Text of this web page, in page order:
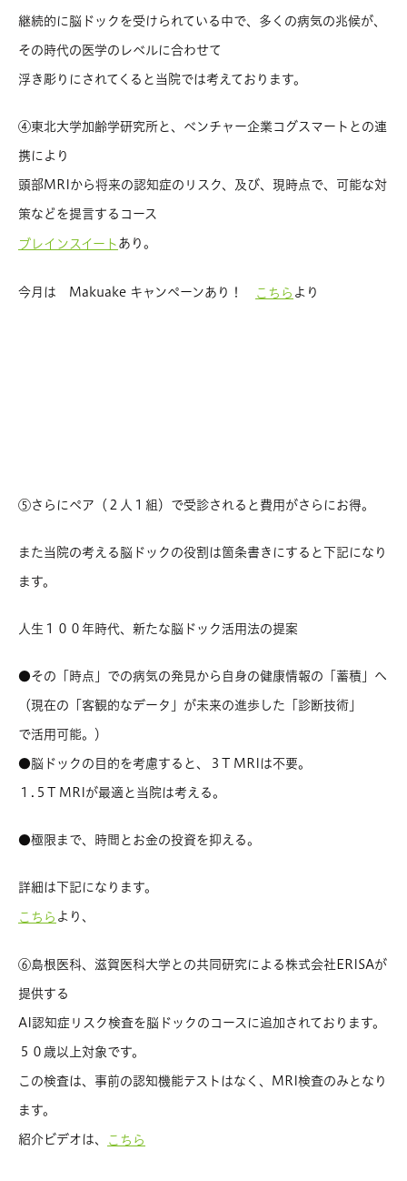
継続的に脳ドックを受けられている中で、多くの病気の兆候が、
その時代の医学のレベルに合わせて
浮き彫りにされてくると当院では考えております。
④東北大学加齢学研究所と、ベンチャー企業コグスマートとの連
携により
頭部MRIから将来の認知症のリスク、及び、現時点で、可能な対
策などを提言するコース
ブレインスイート あり。
今月は Makuake キャンペーンあり！ こちら より
⑤さらにペア（２人１組）で受診されると費用がさらにお得。
また当院の考える脳ドックの役割は箇条書きにすると下記になり
ます。
人生１００年時代、新たな脳ドック活用法の提案
●その「時点」での病気の発見から自身の健康情報の「蓄積」へ
（現在の「客観的なデータ」が未来の進歩した「診断技術」
で活用可能。）
●脳ドックの目的を考慮すると、３T MRIは不要。
１.５T MRIが最適と当院は考える。
●極限まで、時間とお金の投資を抑える。
詳細は下記になります。
こちら より、
⑥島根医科、滋賀医科大学との共同研究による株式会社ERISAが
提供する
AI認知症リスク検査を脳ドックのコースに追加されております。
５０歳以上対象です。
この検査は、事前の認知機能テストはなく、MRI検査のみとなり
ます。
紹介ビデオは、 こちら